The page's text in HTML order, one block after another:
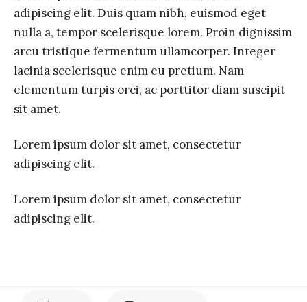
adipiscing elit. Duis quam nibh, euismod eget
nulla a, tempor scelerisque lorem. Proin dignissim
arcu tristique fermentum ullamcorper. Integer
lacinia scelerisque enim eu pretium. Nam
elementum turpis orci, ac porttitor diam suscipit
sit amet.
Lorem ipsum dolor sit amet, consectetur
adipiscing elit.
Lorem ipsum dolor sit amet, consectetur
adipiscing elit.